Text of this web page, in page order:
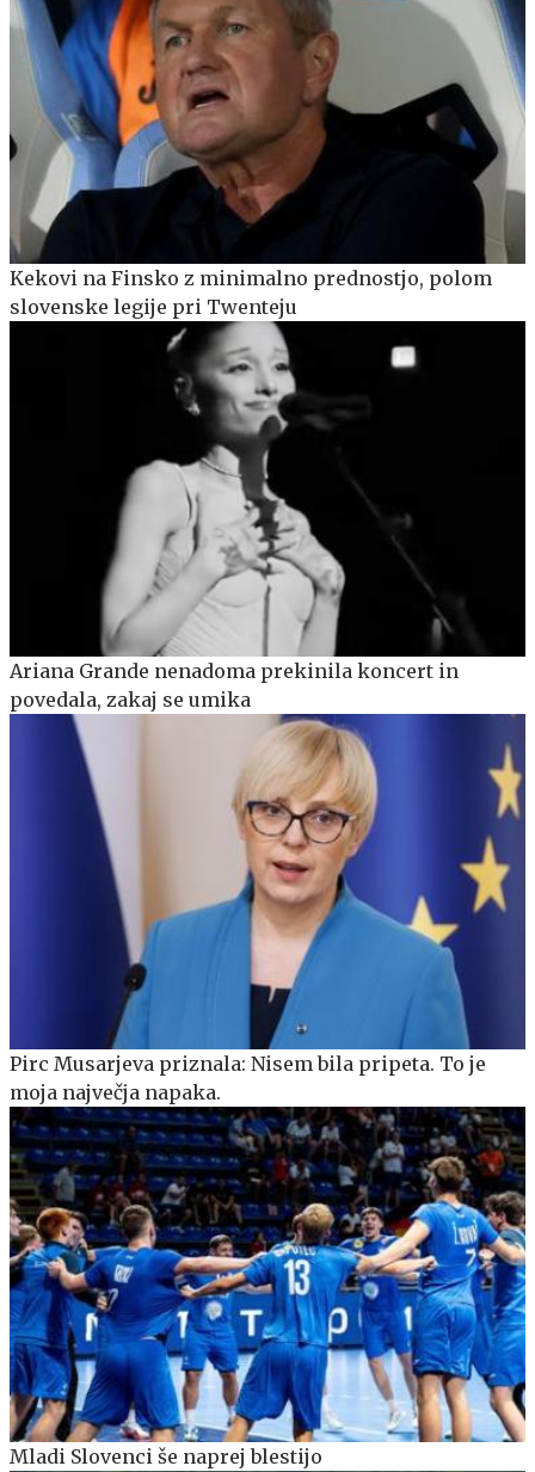
Kekovi na Finsko z minimalno prednostjo, polom
slovenske legije pri Twenteju
Ariana Grande nenadoma prekinila koncert in
povedala, zakaj se umika
Pirc Musarjeva priznala: Nisem bila pripeta. To je
moja največja napaka.
Mladi Slovenci še naprej blestijo